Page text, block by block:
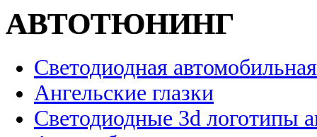
АВТОТЮНИНГ
Светодиодная
Ангельские глазки
Светодиодные 3d логотипы